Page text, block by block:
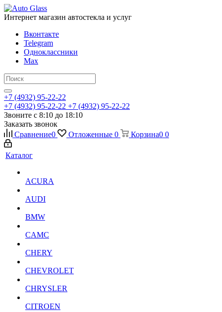
Интернет магазин автостекла и услуг
Вконтакте
Telegram
Одноклассники
Max
+7 (4932) 95-22-22
+7 (4932) 95-22-22 +7 (4932) 95-22-22
Звоните с 8:10 до 18:10
Заказать звонок
Сравнение0 Отложенные 0 Корзина0 0
Каталог
ACURA
AUDI
BMW
CAMC
CHERY
CHEVROLET
CHRYSLER
CITROEN